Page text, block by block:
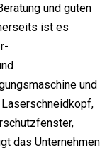
und guten
ist es
und
das Unternehmen